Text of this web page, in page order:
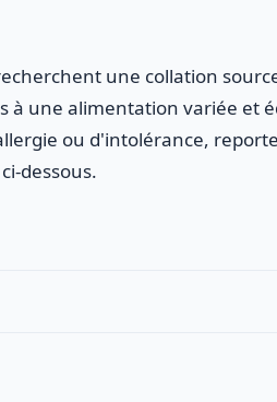
une collation
à une alimentation variée et
ou d'intolérance,
dessous.